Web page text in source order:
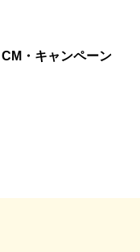
CM・キャンペーン